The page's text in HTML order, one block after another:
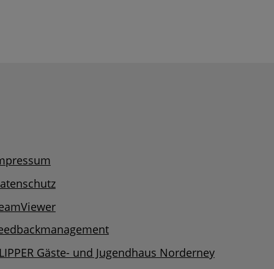
Gäste- und Jugendhaus Norderney